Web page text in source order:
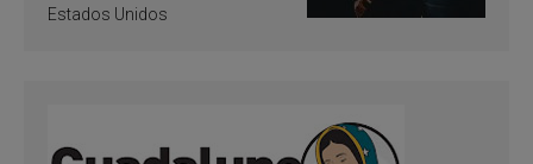
Estados Unidos